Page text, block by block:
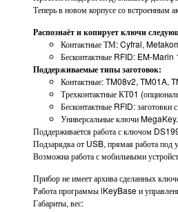
Теперь в новом корпусе со
Распознаёт и копирует ключи
Контактные ТМ: Cyfral,
Бесконтактные RFID: EM-
Поддерживаемые типы заготовок:
Контактные: TM08v2, TM01A,
Трехконтактные КТ01
Бесконтактные RFID:
Универсальные ключи MegaKey.
Поддерживается работа с ключом
Подзарядка от USB, прямая работа
Возможна работа с мобильными
Прибор не имеет архива сделанных
Работа программы iKeyBase и
Габариты, вес: